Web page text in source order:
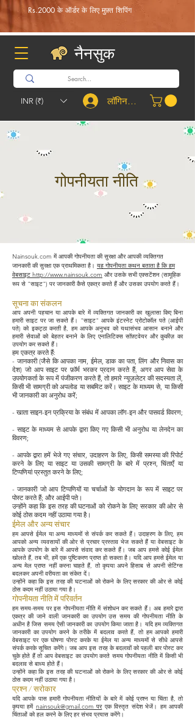
Rs.2000 के ऑर्डर के लिए मुफ़्त शिपिंग
नैनसुक
INR (₹) लॉगिन करें
गोपनीयता नीति
Nainsouk.com में आपकी गोपनीयता की सुरक्षा और आपकी व्यक्तिगत
जानकारी की सुरक्षा एक प्राथमिकता है। यह गोपनीयता कथन बताता है कि हम
वेबसाइट http://www.nainsouk.com और उसके सभी एक्सटेंशन (सामूहिक
रूप से "साइट") पर जानकारी कैसे एकत्र करते हैं और उसका उपयोग करते हैं।
सूचना का संकलन
आप अपनी पहचान या आपके बारे में व्यक्तिगत जानकारी का खुलासा किए बिना
हमारी साइट पर जा सकते हैं। "साइट" आपके इंटरनेट प्रोटोकॉल पते (आईपी
पते) को इकट्ठा करती है, हम आपके अनुभव को यथासंभव आसान बनाने और
हमारी सेवाओं को बेहतर बनाने के लिए एनालिटिक्स सॉफ़्टवेयर और कुकीज़ का
उपयोग कर सकते हैं।
हम एकत्र करते हैं:
- जानकारी (जैसे कि आपका नाम, ईमेल, डाक का पता, लिंग और निवास का
देश) जो आप साइट पर फ़ॉर्म भरकर प्रदान करते हैं, अगर आप सेवा के
उपयोगकर्ता के रूप में पंजीकरण करते हैं, तो हमारे न्यूज़लेटर की सदस्यता लें,
किसी भी सामग्री को अपलोड या सबमिट करें। साइट के माध्यम से, या किसी
भी जानकारी का अनुरोध करें;
- खाता साइन-इन प्रक्रिया के संबंध में आपका लॉग-इन और पासवर्ड विवरण;
- साइट के माध्यम से आपके द्वारा किए गए किसी भी अनुरोध या लेनदेन का
विवरण;
- आपके द्वारा हमें भेजे गए संचार, उदाहरण के लिए, किसी समस्या की रिपोर्ट
करने के लिए या साइट या उसकी सामग्री के बारे में प्रश्न, चिंताएँ या
टिप्पणियां प्रस्तुत करने के लिए;
- जानकारी जो आप टिप्पणियों या चर्चाओं के योगदान के रूप में साइट पर
पोस्ट करते हैं; और आईपी पते।
उन्होंने कहा कि इस तरह की घटनाओं को रोकने के लिए सरकार की ओर से
कोई ठोस कदम नहीं उठाया गया है।
ईमेल और अन्य संचार
हम आपसे ईमेल या अन्य माध्यमों से संपर्क कर सकते हैं। उदाहरण के लिए, हम
आपको अन्य व्यवसायों की ओर से प्रचार प्रस्ताव भेज सकते हैं या वेबसाइट के
आपके उपयोग के बारे में आपसे संवाद कर सकते हैं। जब आप हमसे कोई ईमेल
खोलते हैं, तब भी, हमें एक पुष्टिकरण प्राप्त हो सकता है। यदि आप हमसे ईमेल या
अन्य मेल प्राप्त नहीं करना चाहते हैं, तो कृपया अपने हिसाब से अपनी सेटिंग्स
बदलकर अपनी वरीयता का संकेत दें।
उन्होंने कहा कि इस तरह की घटनाओं को रोकने के लिए सरकार की ओर से कोई
ठोस कदम नहीं उठाया गया है।
गोपनीयता नीति में परिवर्तन
हम समय-समय पर इस गोपनीयता नीति में संशोधन कर सकते हैं। अब हमारे द्वारा
एकत्र की जाने वाली जानकारी का उपयोग उस समय की गोपनीयता नीति के
अधीन है जिस समय ऐसी जानकारी का उपयोग किया जाता है। यदि हम व्यक्तिगत
जानकारी का उपयोग करने के तरीके में बदलाव करते हैं, तो हम आपको हमारी
वेबसाइट पर एक घोषणा पोस्ट करके या ईमेल या अन्य माध्यमों से सीधे आपसे
संपर्क करके सूचित करेंगे। जब आप इस तरह के बदलावों को पहली बार पोस्ट कर
चुके होते हैं तो आप वेबसाइट का उपयोग करते समय गोपनीयता नीति में किसी भी
बदलाव से बाध्य होते हैं।
उन्होंने कहा कि इस तरह की घटनाओं को रोकने के लिए सरकार की ओर से कोई
ठोस कदम नहीं उठाया गया है।
प्रश्न / सरोकार
यदि आपके पास हमारी गोपनीयता नीतियों के बारे में कोई प्रश्न या चिंता है, तो
कृपया हमें nainsouk@gmail.com परएक विस्तृत संदेश भेजें। हम आपकी
चिंताओं को हल करने के लिए हर संभव प्रयास करेंगे।